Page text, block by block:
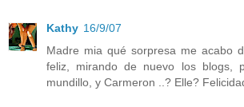
Kathy 16/9/07
Madre mia qué sorpresa me acabo
feliz, mirando de nuevo los blogs,
mundillo, y Carmeron ..? Elle?